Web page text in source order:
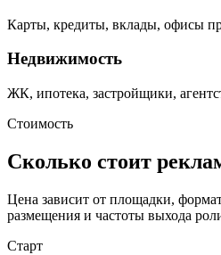
Карты, кредиты, вклады, офисы
Недвижимость
ЖК, ипотека, застройщики,
Стоимость
Сколько стоит
Цена зависит от площадки,
размещения и частоты выхода
Старт